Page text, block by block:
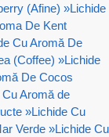
(Afine) »Lichide
De Kent
Cu Aromă De
(Coffee) »Lichide
De Cocos
Cu Aromă de
»Lichide Cu
Verde »Lichide Cu